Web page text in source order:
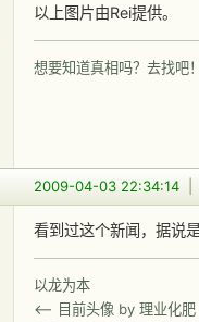
以上图片由Rei提供。
想要知道真相吗？去找吧
2009-04-03 22:34:14
看到过这个新闻，据说
以龙为本
<-- 目前头像 by 理业化肥